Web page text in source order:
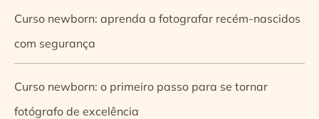
Curso newborn: aprenda a fotografar recém-nascidos
com segurança
Curso newborn: o primeiro passo para se tornar
fotógrafo de excelência